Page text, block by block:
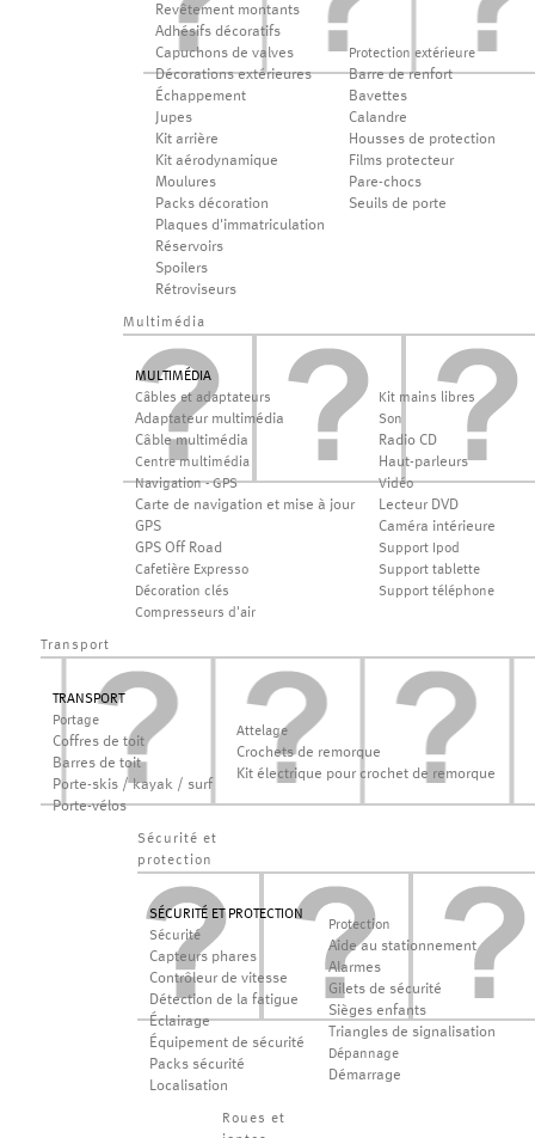
Revêtement montants
Adhésifs décoratifs
Capuchons de valves
Décorations extérieures
Échappement
Jupes
Kit arrière
Kit aérodynamique
Moulures
Packs décoration
Plaques d'immatriculation
Réservoirs
Spoilers
Rétroviseurs
Protection extérieure
Barre de renfort
Bavettes
Calandre
Housses de protection
Films protecteur
Pare-chocs
Seuils de porte
Multimédia
MULTIMÉDIA
Câbles et adaptateurs
Adaptateur multimédia
Câble multimédia
Centre multimédia
Navigation - GPS
Carte de navigation et mise à jour
GPS
GPS Off Road
Cafetière Expresso
Décoration clés
Compresseurs d'air
Kit mains libres
Son
Radio CD
Haut-parleurs
Vidéo
Lecteur DVD
Caméra intérieure
Support Ipod
Support tablette
Support téléphone
Transport
TRANSPORT
Portage
Coffres de toit
Barres de toit
Porte-skis / kayak / surf
Porte-vélos
Attelage
Crochets de remorque
Kit électrique pour crochet de remorque
Sécurité et
protection
SÉCURITÉ ET PROTECTION
Sécurité
Capteurs phares
Contrôleur de vitesse
Détection de la fatigue
Éclairage
Équipement de sécurité
Packs sécurité
Localisation
Protection
Aide au stationnement
Alarmes
Gilets de sécurité
Sièges enfants
Triangles de signalisation
Dépannage
Démarrage
Roues et